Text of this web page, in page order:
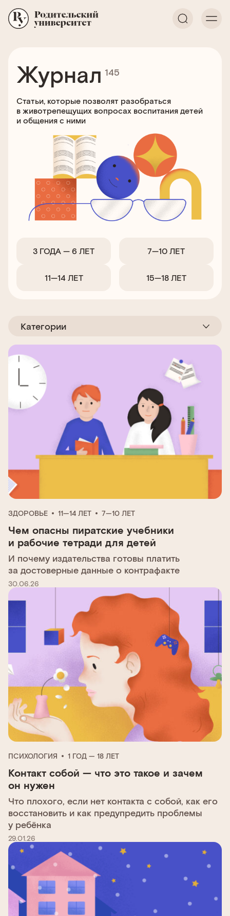
Журнал 145
Статьи, которые позволят разобраться
в животрепещущих вопросах воспитания детей
и общения с ними
3 ГОДА — 6 ЛЕТ 7—10 ЛЕТ
11—14 ЛЕТ 15—18 ЛЕТ
Категории
ЗДОРОВЬЕ 11—14 ЛЕТ 7—10 ЛЕТ
Чем опасны пиратские учебники
и рабочие тетради для детей
И почему издательства готовы платить
за достоверные данные о контрафакте
30.06.26
ПСИХОЛОГИЯ 1 ГОД — 18 ЛЕТ
Контакт собой — что это такое и зачем
он нужен
Что плохого, если нет контакта с собой, как его
восстановить и как предупредить проблемы
у ребёнка
29.01.26